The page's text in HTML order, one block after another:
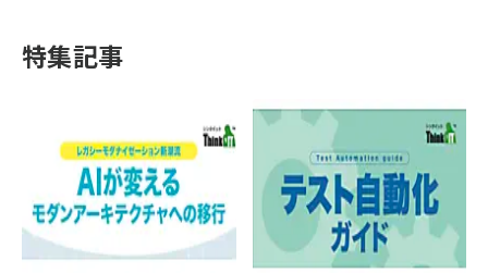
特集記事